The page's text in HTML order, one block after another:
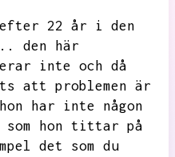
22 år i den
den här
inte och då
att problemen är
har inte någon
som hon tittar på
det som du